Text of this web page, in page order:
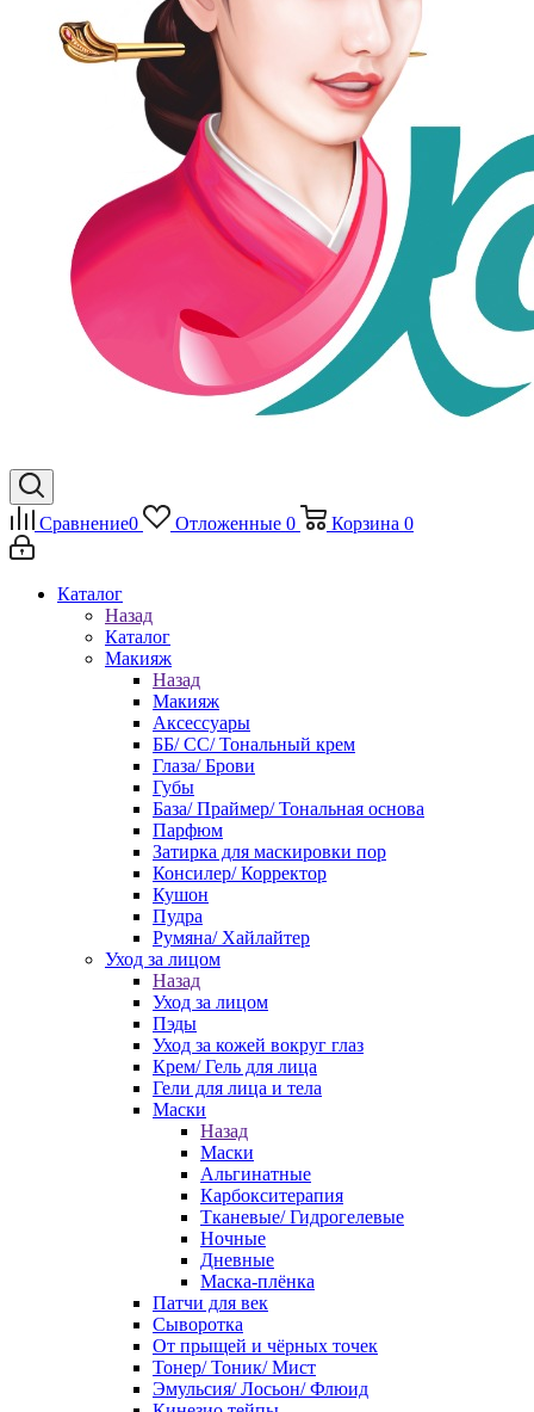
Сравнение0 Отложенные 0 Корзина 0
Каталог
Назад
Каталог
Макияж
Назад
Макияж
Аксессуары
ББ/ СС/ Тональный крем
Глаза/ Брови
Губы
База/ Праймер/ Тональная основа
Парфюм
Затирка для маскировки пор
Консилер/ Корректор
Кушон
Пудра
Румяна/ Хайлайтер
Уход за лицом
Назад
Уход за лицом
Пэды
Уход за кожей вокруг глаз
Крем/ Гель для лица
Гели для лица и тела
Маски
Назад
Маски
Альгинатные
Карбокситерапия
Тканевые/ Гидрогелевые
Ночные
Дневные
Маска-плёнка
Патчи для век
Сыворотка
От прыщей и чёрных точек
Тонер/ Тоник/ Мист
Эмульсия/ Лосьон/ Флюид